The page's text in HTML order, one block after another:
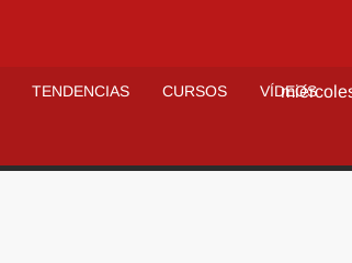
TENDENCIAS CURSOS VÍDEOS